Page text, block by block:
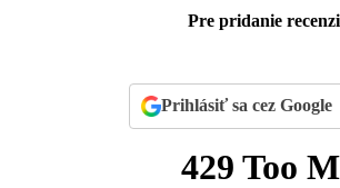
Pre pridanie
Prihlásiť sa cez Google